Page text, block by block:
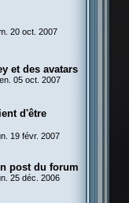
20 oct. 2007
et des avatars
05 oct. 2007
d'être
19 févr. 2007
post du forum
25 déc. 2006